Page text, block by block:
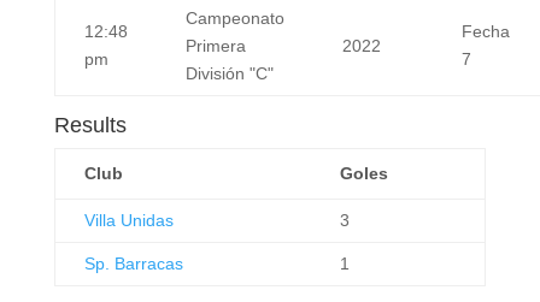
12:48
pm
Campeonato
Primera
División "C"
2022
Fecha
7
Results
Club Goles
Villa Unidas 3
Sp. Barracas 1